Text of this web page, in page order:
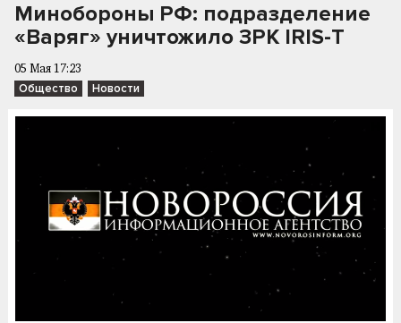
Минобороны РФ: подразделение
«Варяг» уничтожило ЗРК IRIS-T
05 Мая 17:23
Общество Новости